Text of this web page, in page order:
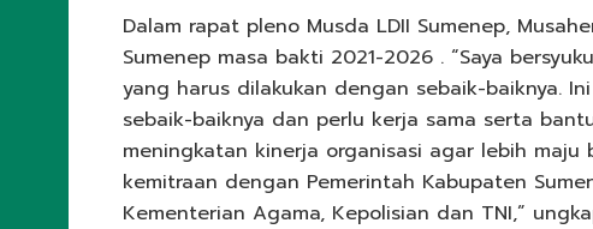
Dalam rapat pleno Musda LDII Sumenep,
Sumenep masa bakti 2021-2026 . “Saya
yang harus dilakukan dengan sebaik-baiknya.
sebaik-baiknya dan perlu kerja sama serta
meningkatan kinerja organisasi agar lebih
kemitraan dengan Pemerintah Kabupaten
Kementerian Agama, Kepolisian dan TNI,”